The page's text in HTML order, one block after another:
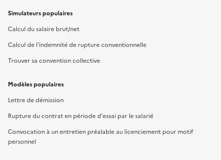
Simulateurs populaires
Calcul du salaire brut/net
Calcul de l'indemnité de rupture conventionnelle
Trouver sa convention collective
Modèles populaires
Lettre de démission
Rupture du contrat en période d'essai par le salarié
Convocation à un entretien préalable au licenciement pour motif
personnel